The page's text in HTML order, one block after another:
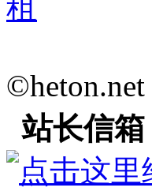
©heton.net
站长信箱